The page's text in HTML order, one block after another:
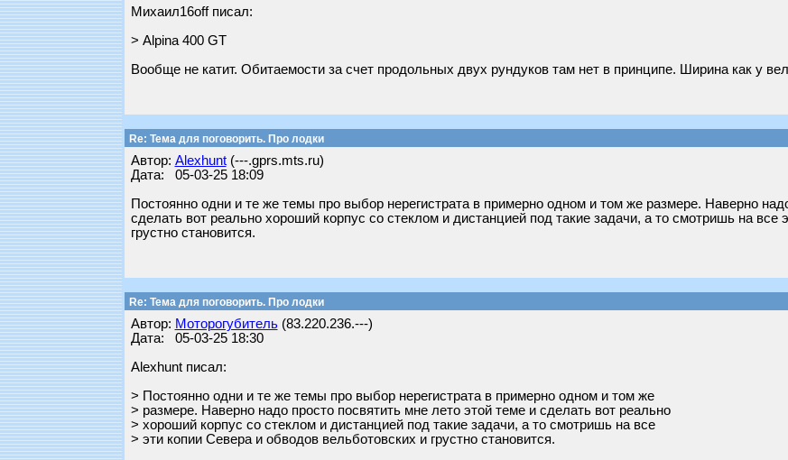
Михаил16off писал:
> Alpina 400 GT
Вообще не катит. Обитаемости за счет продольных двух рундуков там нет в принципе. Ширина как у
Re: Тема для поговорить. Про лодки
Автор: Alexhunt(---.gprs.mts.ru)
Дата: 05-03-25 18:09
Постоянно одни и те же темы про выбор нерегистрата в примерно одном и том же размере. Наверно
сделать вот реально хороший корпус со стеклом и дистанцией под такие задачи, а то смотришь на все
грустно становится.
Re: Тема для поговорить. Про лодки
Автор: Моторогубитель(83.220.236.---)
Дата: 05-03-25 18:30
Alexhunt писал:
> Постоянно одни и те же темы про выбор нерегистрата в примерно одном и том же
> размере. Наверно надо просто посвятить мне лето этой теме и сделать вот реально
> хороший корпус со стеклом и дистанцией под такие задачи, а то смотришь на все
> эти копии Севера и обводов вельботовских и грустно становится.